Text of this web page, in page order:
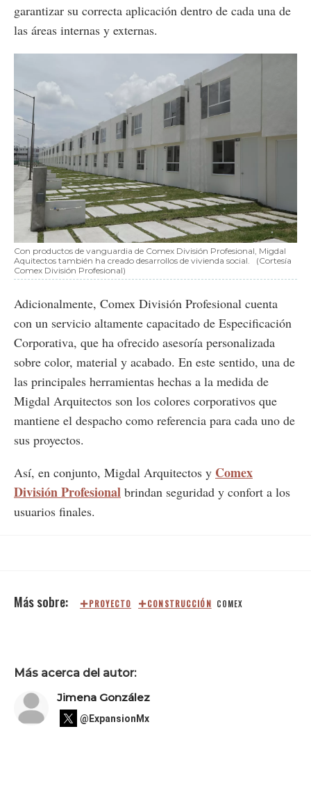
garantizar su correcta aplicación dentro de cada una de
las áreas internas y externas.
Con productos de vanguardia de Comex División Profesional, Migdal
Aquitectos también ha creado desarrollos de vivienda social.
(Cortesía
Comex División Profesional)
Adicionalmente, Comex División Profesional cuenta
con un servicio altamente capacitado de Especificación
Corporativa, que ha ofrecido asesoría personalizada
sobre color, material y acabado. En este sentido, una de
las principales herramientas hechas a la medida de
Migdal Arquitectos son los colores corporativos que
mantiene el despacho como referencia para cada uno de
sus proyectos.
Así, en conjunto, Migdal Arquitectos y Comex
División Profesional brindan seguridad y confort a los
usuarios finales.
PROYECTO CONSTRUCCIÓN COMEX
Más acerca del autor:
Jimena González
@ExpansionMx